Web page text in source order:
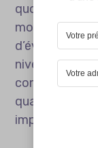
quotidien et
mobilité.
d’évaluer le
niveau de
comparer les
qualité-prix.
impact durable.